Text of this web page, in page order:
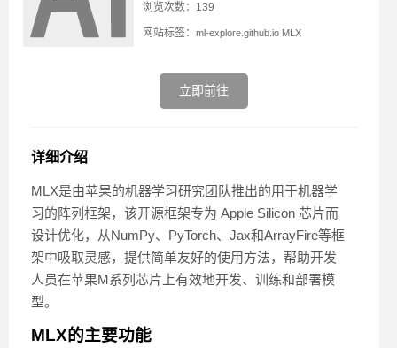
浏览次数：139
网站标签：ml-explore.github.io MLX
立即前往
详细介绍
MLX是由苹果的机器学习研究团队推出的用于机器学
习的阵列框架，该开源框架专为 Apple Silicon 芯片而
设计优化，从NumPy、PyTorch、Jax和ArrayFire等框
架中吸取灵感，提供简单友好的使用方法，帮助开发
人员在苹果M系列芯片上有效地开发、训练和部署模
型。
MLX的主要功能